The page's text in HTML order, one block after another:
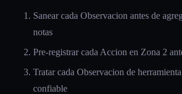
Sanear cada Observacion antes de
notas
Pre-registrar cada Accion en Zona 2
Tratar cada Observacion de
confiable